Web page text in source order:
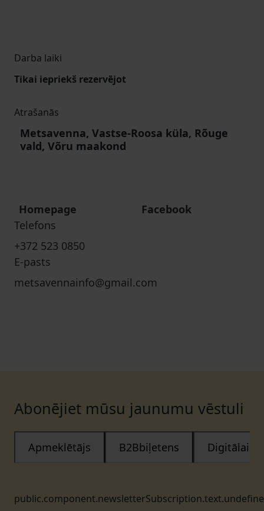
Darba laiki
Tikai iepriekš rezervējot
Atrašanās
Metsavenna, Vastse-Roosa küla, Rõuge
vald, Võru maakond
Homepage
Facebook
Telefons
+372 523 0850
E-pasts
metsavennainfo@gmail.com
Abonējiet mūsu jaunumu vēstuli
Apmeklētājs B2Bbiļetens Digitālais